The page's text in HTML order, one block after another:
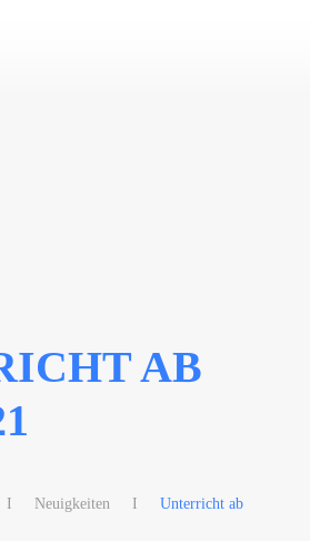
AB
Neuigkeiten
Unterricht ab